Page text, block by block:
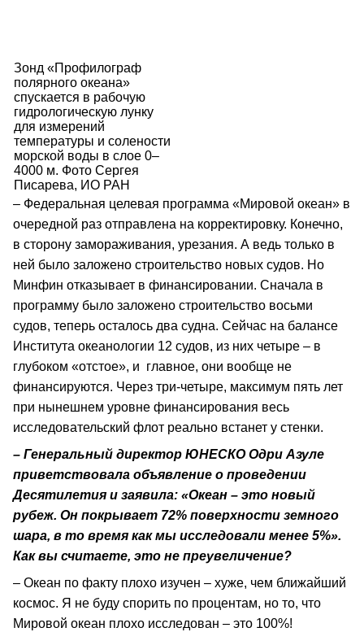
Зонд «Профилограф
полярного океана»
спускается в рабочую
гидрологическую лунку
для измерений
температуры и солености
морской воды в слое 0–
4000 м. Фото Сергея
Писарева, ИО РАН
– Федеральная целевая программа «Мировой океан» в
очередной раз отправлена на корректировку. Конечно,
в сторону замораживания, урезания. А ведь только в
ней было заложено строительство новых судов. Но
Минфин отказывает в финансировании. Сначала в
программу было заложено строительство восьми
судов, теперь осталось два судна. Сейчас на балансе
Института океанологии 12 судов, из них четыре – в
глубоком «отстое», и главное, они вообще не
финансируются. Через три-четыре, максимум пять лет
при нынешнем уровне финансирования весь
исследовательский флот реально встанет у стенки.
– Генеральный директор ЮНЕСКО Одри Азуле
приветствовала объявление о проведении
Десятилетия и заявила: «Океан – это новый
рубеж. Он покрывает 72% поверхности земного
шара, в то время как мы исследовали менее 5%».
Как вы считаете, это не преувеличение?
– Океан по факту плохо изучен – хуже, чем ближайший
космос. Я не буду спорить по процентам, но то, что
Мировой океан плохо исследован – это 100%!